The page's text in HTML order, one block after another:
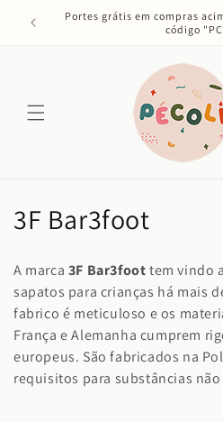
para o
Portes grátis em compras
código
C
l
e
ç
ã
3F Bar3foot
A marca 3F Bar3foottem vindo
sapatos para crianças há mais
fabrico é meticuloso e os
França e Alemanha cumprem
europeus. São fabricados na
requisitos para substâncias